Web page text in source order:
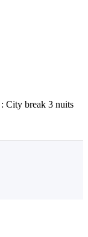
City break 3 nuits